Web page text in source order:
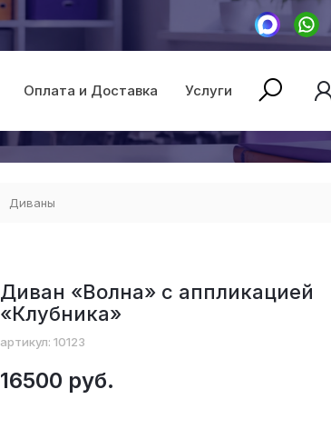
Оплата и Доставка Услуги
Диваны
Диван «Волна» с аппликацией
«Клубника»
артикул: 10123
16500 руб.